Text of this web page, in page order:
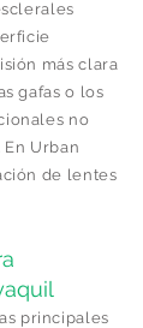
más clara
gafas o los
no
Urban
de lentes
principales